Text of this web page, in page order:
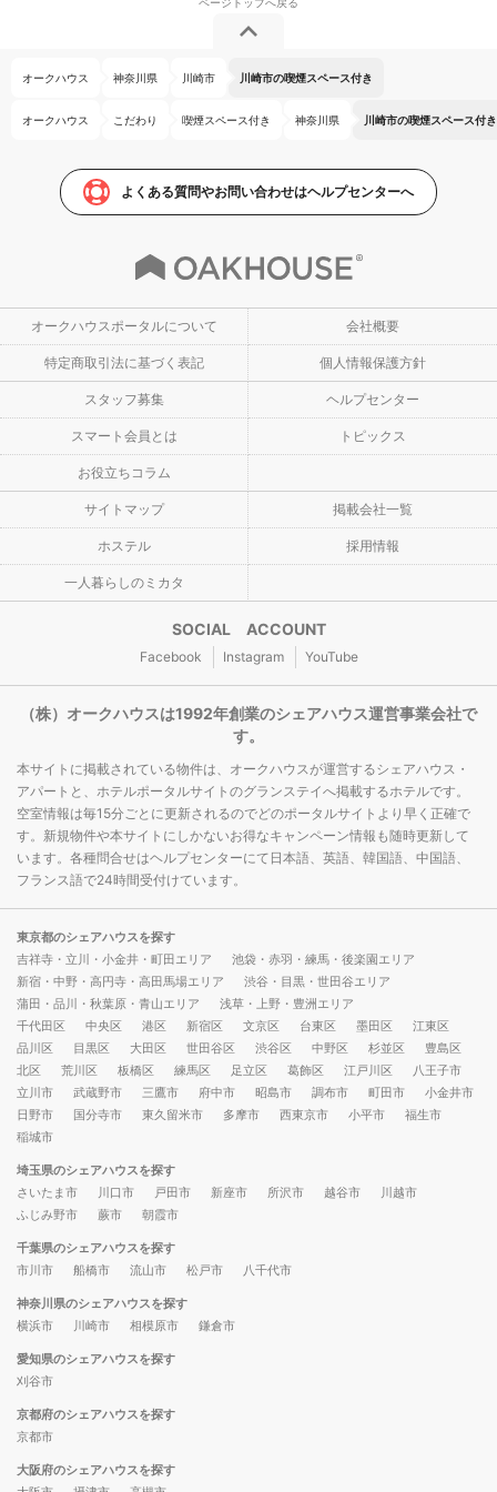
オークハウス 神奈川県 川崎市 川崎市の喫煙スペース付き
オークハウス こだわり 喫煙スペース付き 神奈川県 川崎市の喫煙スペース付き
よくある質問やお問い合わせはヘルプセンターへ
オークハウスポータルについて 会社概要
特定商取引法に基づく表記 個人情報保護方針
スタッフ募集 ヘルプセンター
スマート会員とは トピックス
お役立ちコラム
サイトマップ 掲載会社一覧
ホステル 採用情報
一人暮らしのミカタ
SOCIAL ACCOUNT
Facebook Instagram YouTube
（株）オークハウスは1992年創業のシェアハウス運営事業会社で
す。
本サイトに掲載されている物件は、オークハウスが運営するシェアハウス・
アパートと、ホテルポータルサイトのグランステイへ掲載するホテルです。
空室情報は毎15分ごとに更新されるのでどのポータルサイトより早く正確で
す。新規物件や本サイトにしかないお得なキャンペーン情報も随時更新して
います。各種問合せはヘルプセンターにて日本語、英語、韓国語、中国語、
フランス語で24時間受付けています。
東京都のシェアハウスを探す
吉祥寺・立川・小金井・町田エリア
池袋・赤羽・練馬・後楽園エリア
新宿・中野・高円寺・高田馬場エリア
渋谷・目黒・世田谷エリア
蒲田・品川・秋葉原・青山エリア
浅草・上野・豊洲エリア
千代田区
中央区 港区 新宿区 文京区 台東区 墨田区
江東区
品川区
目黒区 大田区 世田谷区 渋谷区 中野区 杉並区
豊島区
北区
荒川区 板橋区 練馬区 足立区 葛飾区 江戸川区
八王子市
立川市
武蔵野市 三鷹市 府中市 昭島市 調布市 町田市
小金井市
日野市
国分寺市 東久留米市 多摩市 西東京市 小平市
福生市
稲城市
埼玉県のシェアハウスを探す
さいたま市
川口市 戸田市 新座市 所沢市 越谷市
川越市
ふじみ野市
蕨市 朝霞市
千葉県のシェアハウスを探す
市川市
船橋市 流山市 松戸市 八千代市
神奈川県のシェアハウスを探す
横浜市
川崎市 相模原市 鎌倉市
愛知県のシェアハウスを探す
刈谷市
京都府のシェアハウスを探す
京都市
大阪府のシェアハウスを探す